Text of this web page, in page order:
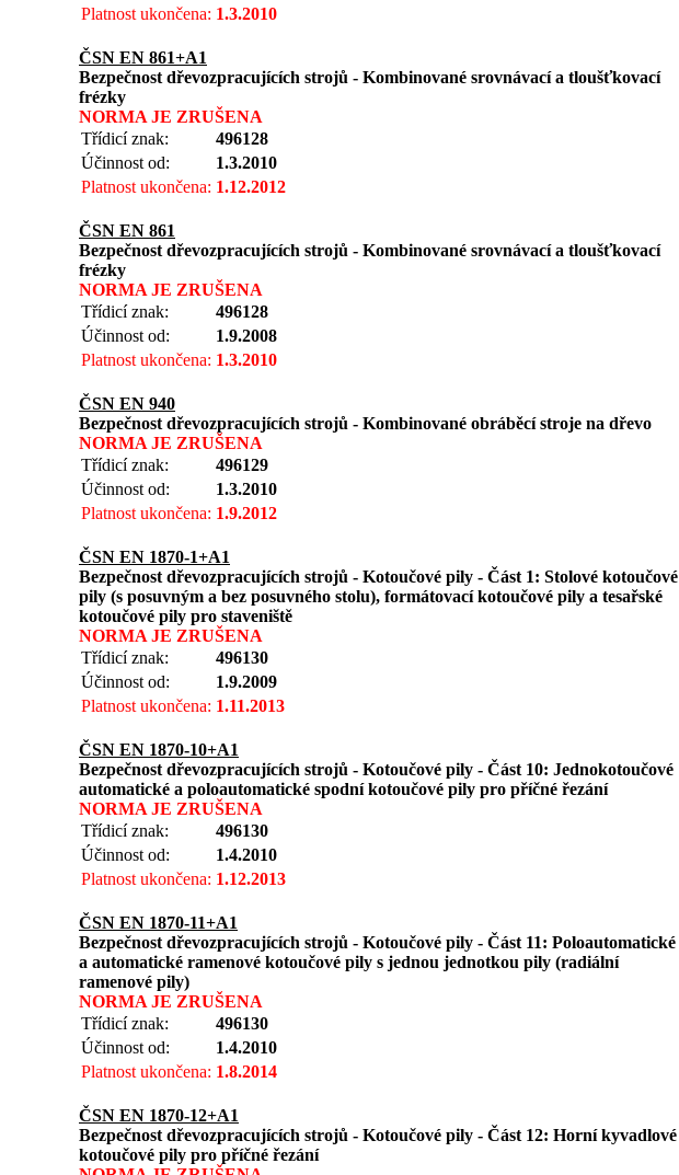
Platnost ukončena: 1.3.2010
ČSN EN 861+A1
Bezpečnost dřevozpracujících strojů - Kombinované srovnávací a tloušťkovací
frézky
NORMA JE ZRUŠENA
Třídicí znak:
496128
Účinnost od:
1.3.2010
Platnost ukončena: 1.12.2012
ČSN EN 861
Bezpečnost dřevozpracujících strojů - Kombinované srovnávací a tloušťkovací
frézky
NORMA JE ZRUŠENA
Třídicí znak:
496128
Účinnost od:
1.9.2008
Platnost ukončena: 1.3.2010
ČSN EN 940
Bezpečnost dřevozpracujících strojů - Kombinované obráběcí stroje na dřevo
NORMA JE ZRUŠENA
Třídicí znak:
496129
Účinnost od:
1.3.2010
Platnost ukončena: 1.9.2012
ČSN EN 1870-1+A1
Bezpečnost dřevozpracujících strojů - Kotoučové pily - Část 1: Stolové kotoučové
pily (s posuvným a bez posuvného stolu), formátovací kotoučové pily a tesařské
kotoučové pily pro staveniště
NORMA JE ZRUŠENA
Třídicí znak:
496130
Účinnost od:
1.9.2009
Platnost ukončena: 1.11.2013
ČSN EN 1870-10+A1
Bezpečnost dřevozpracujících strojů - Kotoučové pily - Část 10: Jednokotoučové
automatické a poloautomatické spodní kotoučové pily pro příčné řezání
NORMA JE ZRUŠENA
Třídicí znak:
496130
Účinnost od:
1.4.2010
Platnost ukončena: 1.12.2013
ČSN EN 1870-11+A1
Bezpečnost dřevozpracujících strojů - Kotoučové pily - Část 11: Poloautomatické
a automatické ramenové kotoučové pily s jednou jednotkou pily (radiální
ramenové pily)
NORMA JE ZRUŠENA
Třídicí znak:
496130
Účinnost od:
1.4.2010
Platnost ukončena: 1.8.2014
ČSN EN 1870-12+A1
Bezpečnost dřevozpracujících strojů - Kotoučové pily - Část 12: Horní kyvadlové
kotoučové pily pro příčné řezání